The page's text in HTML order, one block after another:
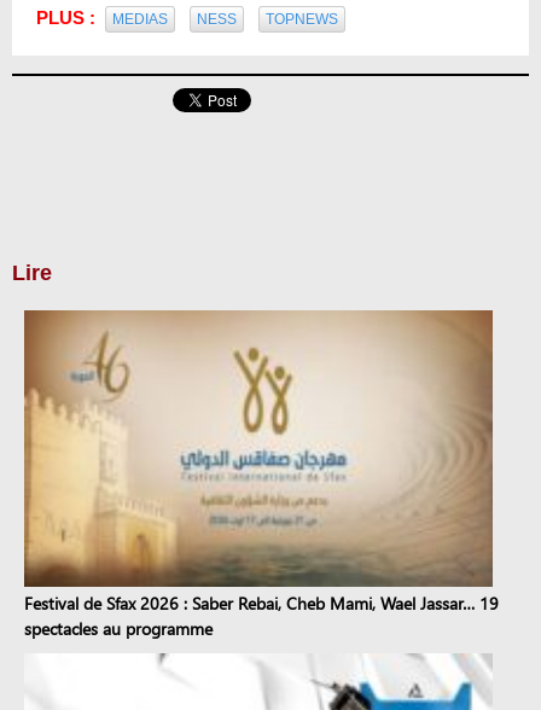
PLUS : MEDIAS NESS TOPNEWS
Lire
Festival de Sfax 2026 : Saber Rebai, Cheb Mami, Wael Jassar… 19
spectacles au programme